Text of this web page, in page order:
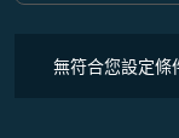
無符合您設定條